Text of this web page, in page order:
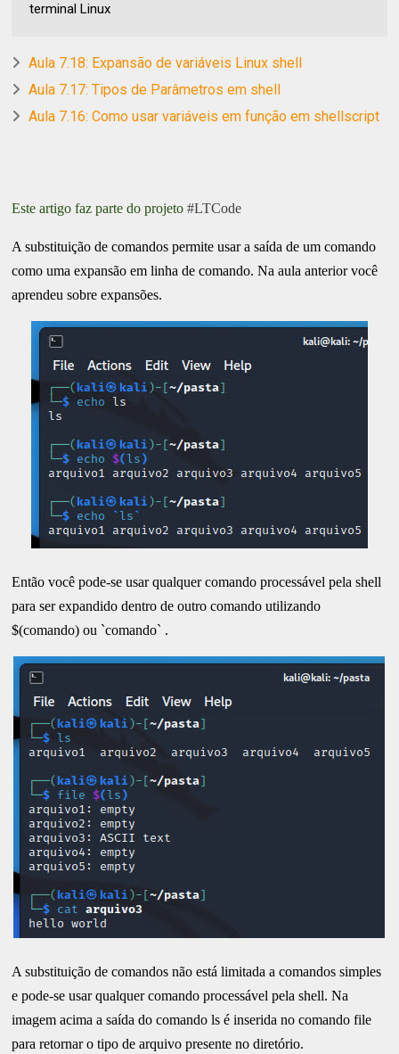
terminal Linux
Aula 7.18: Expansão de variáveis Linux shell
Aula 7.17: Tipos de Parâmetros em shell
Aula 7.16: Como usar variáveis em função em shellscript
Este artigo faz parte do projeto#LTCode
A substituição de comandos permite usar a saída de um comando
como uma expansão em linha de comando. Na aula anterior você
aprendeu sobre expansões.
Então você pode-se usar qualquer comando processável pela shell
para ser expandido dentro de outro comando utilizando
$(comando) ou `comando` .
A substituição de comandos não está limitada a comandos simples
e pode-se usar qualquer comando processável pela shell. Na
imagem acima a saída do comando ls é inserida no comando file
para retornar o tipo de arquivo presente no diretório.